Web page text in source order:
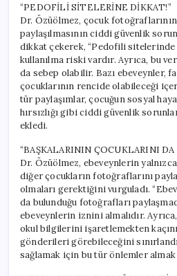
“PEDOFİLİ SİTELERİNE DİKKAT!”
Dr. Özüölmez, çocuk
paylaşılmasının ciddi güvenlik
dikkat çekerek, “Pedofili
kullanılma riski vardır. Ayrıca, bu
da sebep olabilir. Bazı ebeveynler,
çocuklarının rencide olabileceği
tür paylaşımlar, çocuğun sosyal
hırsızlığı gibi ciddi güvenlik
ekledi.
“BAŞKALARININ ÇOCUKLARINI DA
Dr. Özüölmez, ebeveynlerin
diğer çocukların fotoğraflarını
olmaları gerektiğini vurguladı.
da bulunduğu fotoğrafları
ebeveynlerin iznini almalıdır.
okul bilgilerini işaretlemekten
gönderileri görebileceğini
sağlamak için bu tür önlemler almak